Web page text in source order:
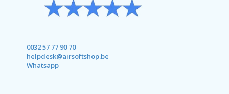
0032 57 77 90 70
helpdesk@airsoftshop.be
Whatsapp